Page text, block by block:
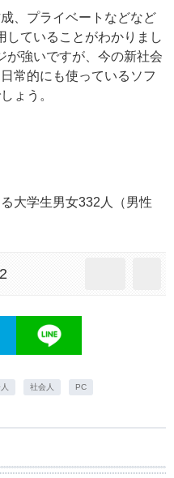
、プライベートなどなど
していることがわかりまし
が強いですが、今の新社会
常的にも使っているソフ
ょう。
大学生男女332人（男性
社会人 PC